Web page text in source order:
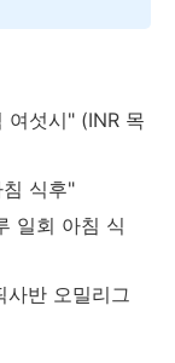
여섯시" (INR 목
식후"
일회 아침 식
사반 오밀리그